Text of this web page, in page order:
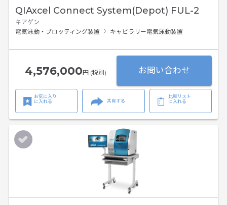
QIAxcel Connect System(Depot) FUL-2
キアゲン
電気泳動・ブロッティング装置
キャピラリー電気泳動装置
4,576,000円 (税別) お問い合わせ
お気に入り
に入れる
共有する
比較リスト
に入れる